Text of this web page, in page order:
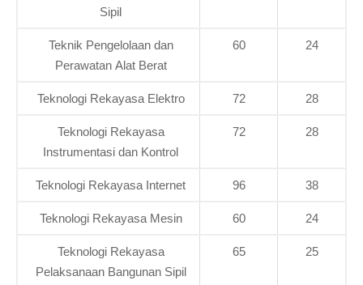
Sipil
Teknik Pengelolaan dan
Perawatan Alat Berat
60 24
Teknologi Rekayasa Elektro 72 28
Teknologi Rekayasa
Instrumentasi dan Kontrol
72 28
Teknologi Rekayasa Internet 96 38
Teknologi Rekayasa Mesin 60 24
Teknologi Rekayasa
Pelaksanaan Bangunan Sipil
65 25